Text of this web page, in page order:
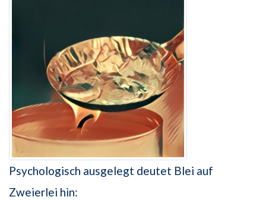
Psychologisch ausgelegt deutet Blei auf
Zweierlei hin: